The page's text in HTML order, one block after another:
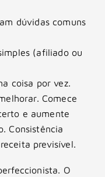
dúvidas comuns
(afiliado ou
coisa por vez.
Comece
e aumente
Consistência
previsível.
O